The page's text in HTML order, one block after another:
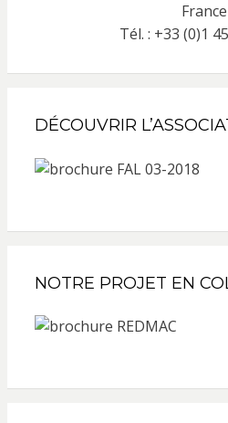
France
Tél. : +33 (0)1
DÉCOUVRIR
NOTRE PROJET EN